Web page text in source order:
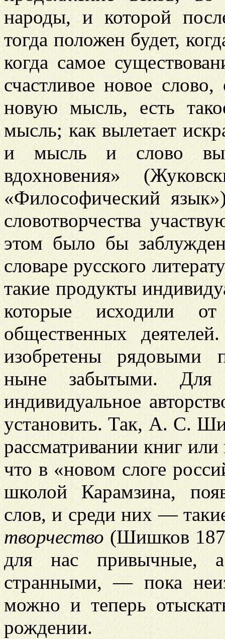
народы, и которой
тогда положен будет,
когда самое
счастливое новое
новую мысль, есть
мысль; как вылетает
и мысль и слово
вдохновения»
«Философический
словотворчества
этом было бы
словаре русского
такие продукты
которые исходили
общественных
изобретены рядовыми
ныне забытыми. Для
индивидуальное
установить. Так, А. С.
рассматривании книг
что в «новом слоге
школой Карамзина,
слов, и среди них —
творчество (Шишков
для нас привычные,
странными, — пока
можно и теперь
рождении.